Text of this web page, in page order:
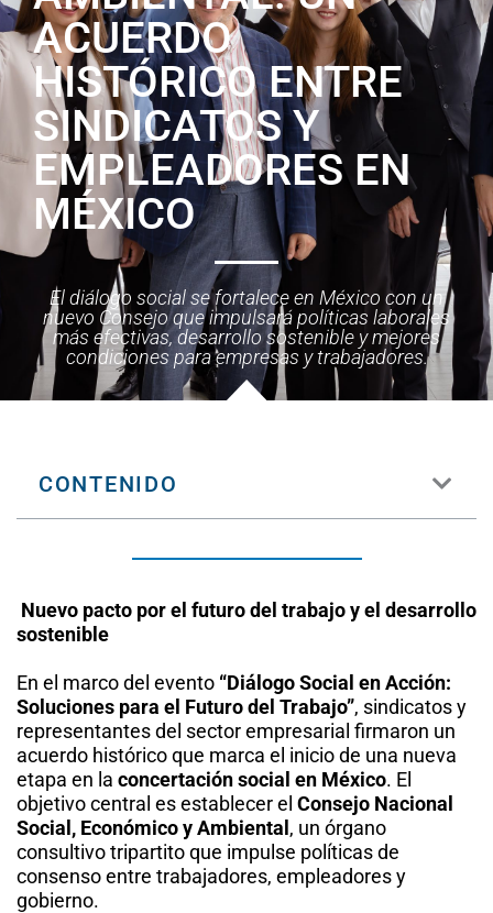
ACUERDO
HISTÓRICO ENTRE
SINDICATOS Y
EMPLEADORES EN
MÉXICO
El diálogo social se fortalece en México con un
nuevo Consejo que impulsará políticas laborales
más efectivas, desarrollo sostenible y mejores
condiciones para empresas y trabajadores.
CONTENIDO
Nuevo pacto por el futuro del trabajo y el desarrollo
sostenible
En el marco del evento “Diálogo Social en Acción:
Soluciones para el Futuro del Trabajo”, sindicatos y
representantes del sector empresarial firmaron un
acuerdo histórico que marca el inicio de una nueva
etapa en la concertación social en México. El
objetivo central es establecer el Consejo Nacional
Social, Económico y Ambiental , un órgano
consultivo tripartito que impulse políticas de
consenso entre trabajadores, empleadores y
gobierno.